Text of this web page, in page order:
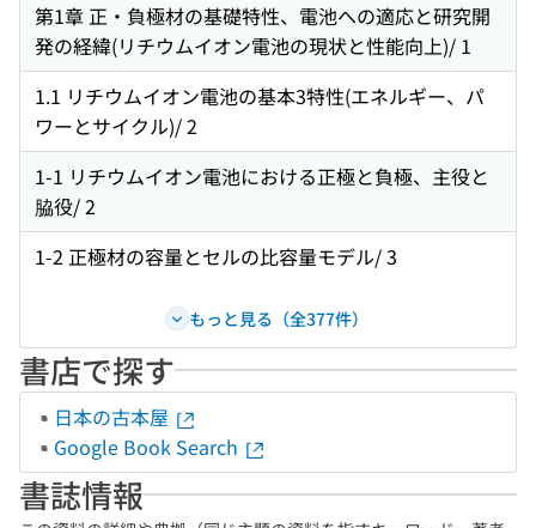
第1章 正・負極材の基礎特性、電池への適応と研究開
発の経緯(リチウムイオン電池の現状と性能向上)/ 1
1.1 リチウムイオン電池の基本3特性(エネルギー、パ
ワーとサイクル)/ 2
1-1 リチウムイオン電池における正極と負極、主役と
脇役/ 2
1-2 正極材の容量とセルの比容量モデル/ 3
もっと見る（全377件）
書店で探す
日本の古本屋
Google Book Search
書誌情報